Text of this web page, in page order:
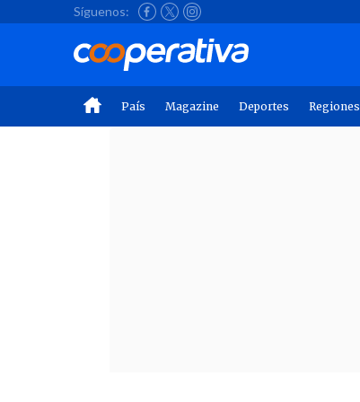
Síguenos:
País Magazine Deportes Regiones